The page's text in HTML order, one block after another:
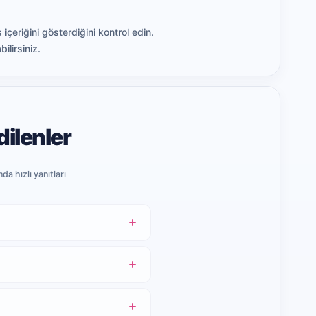
içeriğini gösterdiğini kontrol edin.
hızlı yanıtları